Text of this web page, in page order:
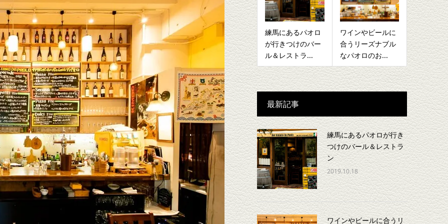
練馬にあるパオロ
が行きつけのバー
ル＆レストラ...
ワインやビールに
合うリーズナブル
なパオロのお...
最新記事
練馬にあるパオロが行き
つけのバール＆レストラ
ン
2019.10.18
ワインやビールに合うリ